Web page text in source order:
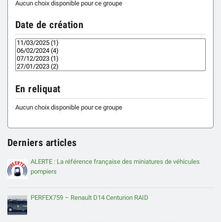
Aucun choix disponible pour ce groupe
Date de création
En reliquat
Aucun choix disponible pour ce groupe
Derniers articles
ALERTE : La référence française des miniatures de véhicules
pompiers
PERFEX759 – Renault D14 Centurion RAID